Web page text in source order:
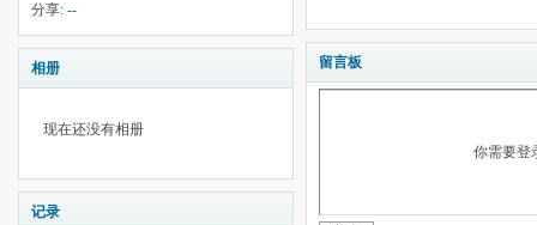
分享: --
相册
现在还没有相册
记录
留言板
你需要登